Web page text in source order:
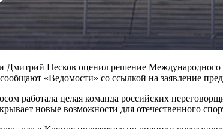
Дмитрий Песков оценил решение
«Ведомости» со ссылкой на заявление
работала целая команда российских
новые возможности для отечественного